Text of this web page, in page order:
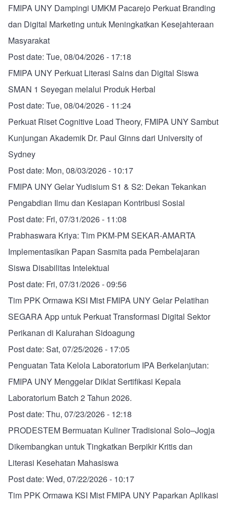
FMIPA UNY Dampingi UMKM Pacarejo Perkuat Branding
dan Digital Marketing untuk Meningkatkan Kesejahteraan
Masyarakat
Post date: Tue, 08/04/2026 - 17:18
FMIPA UNY Perkuat Literasi Sains dan Digital Siswa
SMAN 1 Seyegan melalui Produk Herbal
Post date: Tue, 08/04/2026 - 11:24
Perkuat Riset Cognitive Load Theory, FMIPA UNY Sambut
Kunjungan Akademik Dr. Paul Ginns dari University of
Sydney
Post date: Mon, 08/03/2026 - 10:17
FMIPA UNY Gelar Yudisium S1 & S2: Dekan Tekankan
Pengabdian Ilmu dan Kesiapan Kontribusi Sosial
Post date: Fri, 07/31/2026 - 11:08
Prabhaswara Kriya: Tim PKM-PM SEKAR-AMARTA
Implementasikan Papan Sasmita pada Pembelajaran
Siswa Disabilitas Intelektual
Post date: Fri, 07/31/2026 - 09:56
Tim PPK Ormawa KSI Mist FMIPA UNY Gelar Pelatihan
SEGARA App untuk Perkuat Transformasi Digital Sektor
Perikanan di Kalurahan Sidoagung
Post date: Sat, 07/25/2026 - 17:05
Penguatan Tata Kelola Laboratorium IPA Berkelanjutan:
FMIPA UNY Menggelar Diklat Sertifikasi Kepala
Laboratorium Batch 2 Tahun 2026.
Post date: Thu, 07/23/2026 - 12:18
PRODESTEM Bermuatan Kuliner Tradisional Solo–Jogja
Dikembangkan untuk Tingkatkan Berpikir Kritis dan
Literasi Kesehatan Mahasiswa
Post date: Wed, 07/22/2026 - 10:17
Tim PPK Ormawa KSI Mist FMIPA UNY Paparkan Aplikasi